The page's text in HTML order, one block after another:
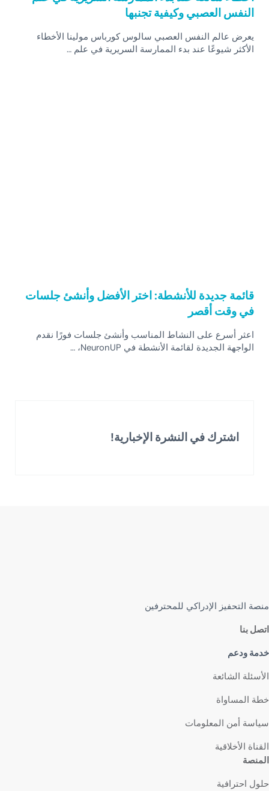
النفس العصبي وكيفية تجنبها
يعرض عالم النفس العصبي سالوس كورباس مولينا الأخطاء
الأكثر شيوعًا عند بدء الممارسة السريرية في علم …
قائمة جديدة للأنشطة: اختر الأفضل وأنشئ جلسات
في وقت أقصر
اعثر أسرع على النشاط المناسب وأنشئ جلسات فورًا نقدم
الواجهة الجديدة لقائمة الأنشطة في NeuronUP، …
اشترك في النشرة الإخبارية!
منصة التحفيز الإدراكي للمحترفين
اتصل بنا
خدمة ودعم
الأسئلة الشائعة
خطة المساواة
سياسة أمن المعلومات
القناة الأخلاقية
المنصة
حلول احترافية